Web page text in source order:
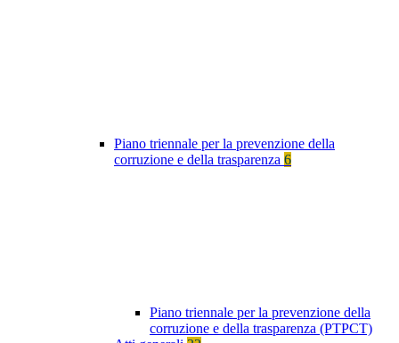
Piano triennale per la prevenzione della
corruzione e della trasparenza 6
Piano triennale per la prevenzione della
corruzione e della trasparenza (PTPCT)